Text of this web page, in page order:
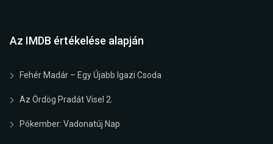
Az IMDB értékelése alapján
Fehér Madár – Egy Újabb Igazi Csoda
Az Ördög Pradát Visel 2.
Pókember: Vadonatúj Nap